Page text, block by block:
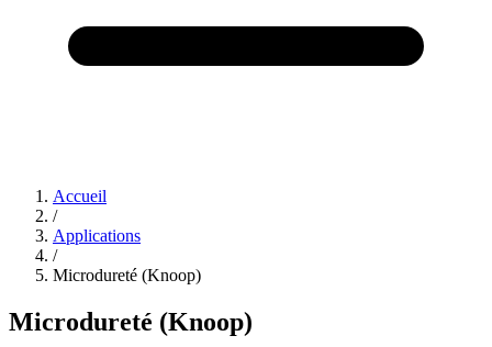
Accueil
/
Applications
/
Microdureté (Knoop)
Microdureté (Knoop)